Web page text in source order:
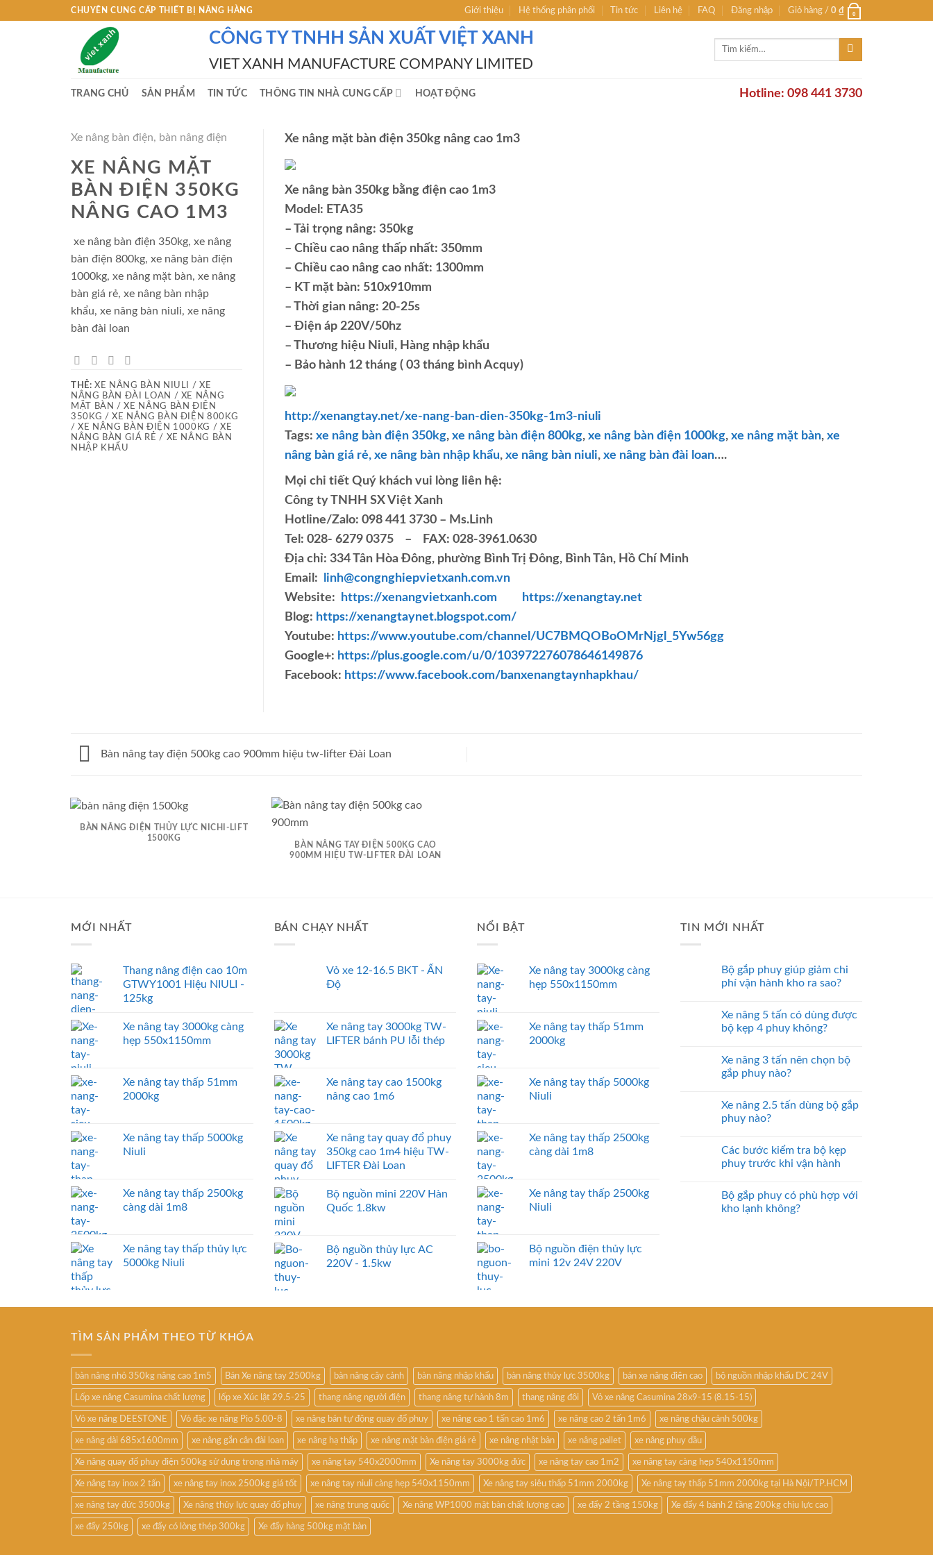
CHUYÊN CUNG CẤP THIẾT BỊ NÂNG HÀNG Giới thiệu Hệ thống phân phối Tin tức Liên hệ FAQ Đăng nhập Giỏ hàng / 0 ₫ 0
CÔNG TY TNHH SẢN XUẤT VIỆT XANH
VIET XANH MANUFACTURE COMPANY LIMITED
Tìm
TRANG CHỦ SẢN PHẨM TIN TỨC THÔNG TIN NHÀ CUNG CẤP HOẠT ĐỘNG Hotline: 098 441 3730
Xe nâng bàn điện, bàn nâng điện
XE NÂNG MẶT
BÀN ĐIỆN 350KG
NÂNG CAO 1M3
xe nâng bàn điện 350kg, xe nâng
bàn điện 800kg, xe nâng bàn điện
1000kg, xe nâng mặt bàn, xe nâng
bàn giá rẻ, xe nâng bàn nhập
khẩu, xe nâng bàn niuli, xe nâng
bàn đài loan
THẺ: XE NÂNG BÀN NIULI / XE
NÂNG BÀN ĐÀI LOAN / XE NÂNG
MẶT BÀN / XE NÂNG BÀN ĐIỆN
350KG / XE NÂNG BÀN ĐIỆN 800KG
/ XE NÂNG BÀN ĐIỆN 1000KG / XE
NÂNG BÀN GIÁ RẺ / XE NÂNG BÀN
NHẬP KHẨU
Xe nâng mặt bànđiện 350kg nâng cao 1m3
Xe nâng bàn 350kg bằng điện cao 1m3
Model: ETA35
– Tải trọng nâng: 350kg
– Chiều cao nâng thấp nhất: 350mm
– Chiều cao nâng cao nhất: 1300mm
– KT mặt bàn: 510x910mm
– Thời gian nâng: 20-25s
– Điện áp 220V/50hz
– Thương hiệu Niuli, Hàng nhập khẩu
– Bảo hành 12 tháng ( 03 tháng bình Acquy)
http://xenangtay.net/xe-nang-ban-dien-350kg-1m3-niuli
Tags: xe nâng bàn điện 350kg, xe nâng bàn điện 800kg, xe nâng bàn điện 1000kg,xe nâng mặt bàn, xe
nâng bàn giá rẻ, xe nâng bàn nhập khẩu, xe nâng bàn niuli, xe nâng bàn đài loan….
Mọi chi tiết Quý khách vui lòng liên hệ:
Công ty TNHH SX Việt Xanh
Hotline/Zalo: 098 441 3730 – Ms.Linh
Tel: 028- 6279 0375 – FAX: 028-3961.0630
Địa chỉ: 334 Tân Hòa Đông, phường Bình Trị Đông, Bình Tân, Hồ Chí Minh
Email:
linh@congnghiepvietxanh.com.vn
Website:
https://xenangvietxanh.com
https://xenangtay.net
Blog: https://xenangtaynet.blogspot.com/
Youtube: https://www.youtube.com/channel/UC7BMQOBoOMrNjgl_5Yw56gg
Google+: https://plus.google.com/u/0/103972276078646149876
Facebook: https://www.facebook.com/banxenangtaynhapkhau/
Bàn nâng tay điện 500kg cao 900mm hiệu tw-lifter Đài Loan
BÀN NÂNG ĐIỆN THỦY LỰC NICHI-LIFT
1500KG
BÀN NÂNG TAY ĐIỆN 500KG CAO
900MM HIỆU TW-LIFTER ĐÀI LOAN
MỚI NHẤT
Thang nâng điện cao 10m
GTWY1001 Hiệu NIULI -
125kg
Xe nâng tay 3000kg càng
hẹp 550x1150mm
Xe nâng tay thấp 51mm
2000kg
Xe nâng tay thấp 5000kg
Niuli
Xe nâng tay thấp 2500kg
càng dài 1m8
Xe nâng tay thấp thủy lực
5000kg Niuli
BÁN CHẠY NHẤT
Vỏ xe 12-16.5 BKT - ẤN
Độ
Xe nâng tay 3000kg TW-
LIFTER bánh PU lỗi thép
Xe nâng tay cao 1500kg
nâng cao 1m6
Xe nâng tay quay đổ phuy
350kg cao 1m4 hiệu TW-
LIFTER Đài Loan
Bộ nguồn mini 220V Hàn
Quốc 1.8kw
Bộ nguồn thủy lực AC
220V - 1.5kw
NỔI BẬT
Xe nâng tay 3000kg càng
hẹp 550x1150mm
Xe nâng tay thấp 51mm
2000kg
Xe nâng tay thấp 5000kg
Niuli
Xe nâng tay thấp 2500kg
càng dài 1m8
Xe nâng tay thấp 2500kg
Niuli
Bộ nguồn điện thủy lực
mini 12v 24V 220V
TIN MỚI NHẤT
Bộ gắp phuy giúp giảm chi
phí vận hành kho ra sao?
Xe nâng 5 tấn có dùng được
bộ kẹp 4 phuy không?
Xe nâng 3 tấn nên chọn bộ
gắp phuy nào?
Xe nâng 2.5 tấn dùng bộ gắp
phuy nào?
Các bước kiểm tra bộ kẹp
phuy trước khi vận hành
Bộ gắp phuy có phù hợp với
kho lạnh không?
TÌM SẢN PHẨM THEO TỪ KHÓA
bàn nâng nhỏ 350kg nâng cao 1m5 Bán Xe nâng tay 2500kg bàn nâng cây cảnh bàn nâng nhập khẩu bàn nâng thủy lực 3500kg bán xe nâng điện cao bộ nguồn nhập khẩu DC 24V
Lốp xe nâng Casumina chất lượng lốp xe Xúc lật 29.5-25 thang nâng người điện thang nâng tự hành 8m thang nâng đôi Vỏ xe nâng Casumina 28x9-15 (8.15-15)
Vỏ xe nâng DEESTONE Vỏ đặc xe nâng Pio 5.00-8 xe nâng bán tự động quay đổ phuy xe nâng cao 1 tấn cao 1m6 xe nâng cao 2 tấn 1m6 xe nâng chậu cảnh 500kg
xe nâng dài 685x1600mm xe nâng gắn cân đài loan xe nâng hạ thấp xe nâng mặt bàn điện giá rẻ xe nâng nhật bản xe nâng pallet xe nâng phuy dầu
Xe nâng quay đổ phuy điện 500kg sử dụng trong nhà máy xe nâng tay 540x2000mm Xe nâng tay 3000kg đức xe nâng tay cao 1m2 xe nâng tay càng hẹp 540x1150mm
Xe nâng tay inox 2 tấn xe nâng tay inox 2500kg giá tốt xe nâng tay niuli càng hẹp 540x1150mm Xe nâng tay siêu thấp 51mm 2000kg Xe nâng tay thấp 51mm 2000kg tại Hà Nội/TP.HCM
xe nâng tay đức 3500kg Xe nâng thủy lực quay đổ phuy xe nâng trung quốc Xe nâng WP1000 mặt bàn chất lượng cao xe đẩy 2 tầng 150kg Xe đẩy 4 bánh 2 tầng 200kg chịu lực cao
xe đẩy 250kg xe đẩy có lòng thép 300kg Xe đẩy hàng 500kg mặt bàn